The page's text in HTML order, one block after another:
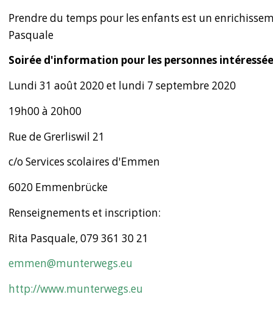
Prendre du temps pour les enfants est un
Pasquale
Soirée d'information pour les personnes
Lundi 31 août 2020 et lundi 7 septembre 2020
19h00 à 20h00
Rue de Grerliswil 21
c/o Services scolaires d'Emmen
6020 Emmenbrücke
Renseignements et inscription:
Rita Pasquale, 079 361 30 21
emmen@munterwegs.eu
http://www.munterwegs.eu